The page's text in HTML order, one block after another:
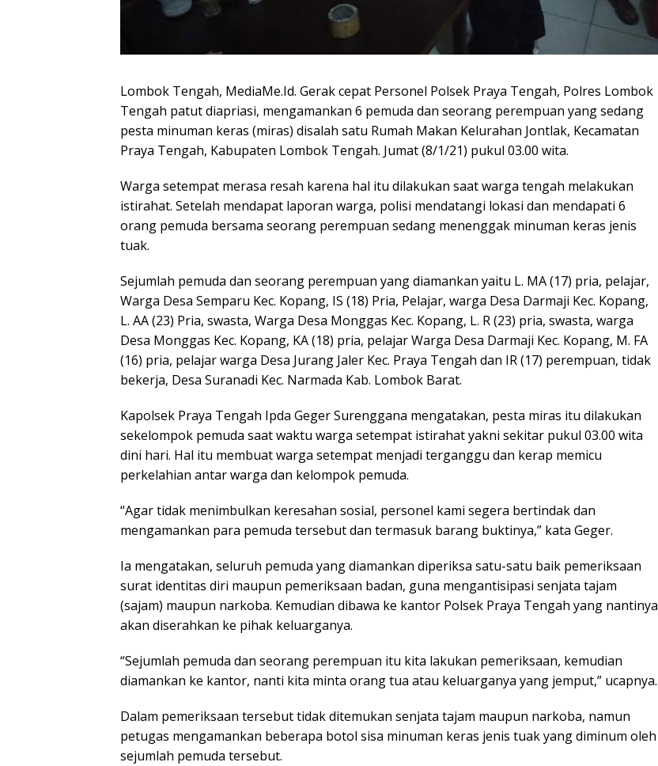
Lombok Tengah, MediaMe.Id. Gerak cepat Personel Polsek Praya Tengah, Polres Lombok
Tengah patut diapriasi, mengamankan 6 pemuda dan seorang perempuan yang sedang
pesta minuman keras (miras) disalah satu Rumah Makan Kelurahan Jontlak, Kecamatan
Praya Tengah, Kabupaten Lombok Tengah. Jumat (8/1/21) pukul 03.00 wita.
Warga setempat merasa resah karena hal itu dilakukan saat warga tengah melakukan
istirahat. Setelah mendapat laporan warga, polisi mendatangi lokasi dan mendapati 6
orang pemuda bersama seorang perempuan sedang menenggak minuman keras jenis
tuak.
Sejumlah pemuda dan seorang perempuan yang diamankan yaitu L. MA (17) pria, pelajar,
Warga Desa Semparu Kec. Kopang, IS (18) Pria, Pelajar, warga Desa Darmaji Kec. Kopang,
L. AA (23) Pria, swasta, Warga Desa Monggas Kec. Kopang, L. R (23) pria, swasta, warga
Desa Monggas Kec. Kopang, KA (18) pria, pelajar Warga Desa Darmaji Kec. Kopang, M. FA
(16) pria, pelajar warga Desa Jurang Jaler Kec. Praya Tengah dan IR (17) perempuan, tidak
bekerja, Desa Suranadi Kec. Narmada Kab. Lombok Barat.
Kapolsek Praya Tengah Ipda Geger Surenggana mengatakan, pesta miras itu dilakukan
sekelompok pemuda saat waktu warga setempat istirahat yakni sekitar pukul 03.00 wita
dini hari. Hal itu membuat warga setempat menjadi terganggu dan kerap memicu
perkelahian antar warga dan kelompok pemuda.
“Agar tidak menimbulkan keresahan sosial, personel kami segera bertindak dan
mengamankan para pemuda tersebut dan termasuk barang buktinya,” kata Geger.
Ia mengatakan, seluruh pemuda yang diamankan diperiksa satu-satu baik pemeriksaan
surat identitas diri maupun pemeriksaan badan, guna mengantisipasi senjata tajam
(sajam) maupun narkoba. Kemudian dibawa ke kantor Polsek Praya Tengah yang nantinya
akan diserahkan ke pihak keluarganya.
“Sejumlah pemuda dan seorang perempuan itu kita lakukan pemeriksaan, kemudian
diamankan ke kantor, nanti kita minta orang tua atau keluarganya yang jemput,” ucapnya.
Dalam pemeriksaan tersebut tidak ditemukan senjata tajam maupun narkoba, namun
petugas mengamankan beberapa botol sisa minuman keras jenis tuak yang diminum oleh
sejumlah pemuda tersebut.